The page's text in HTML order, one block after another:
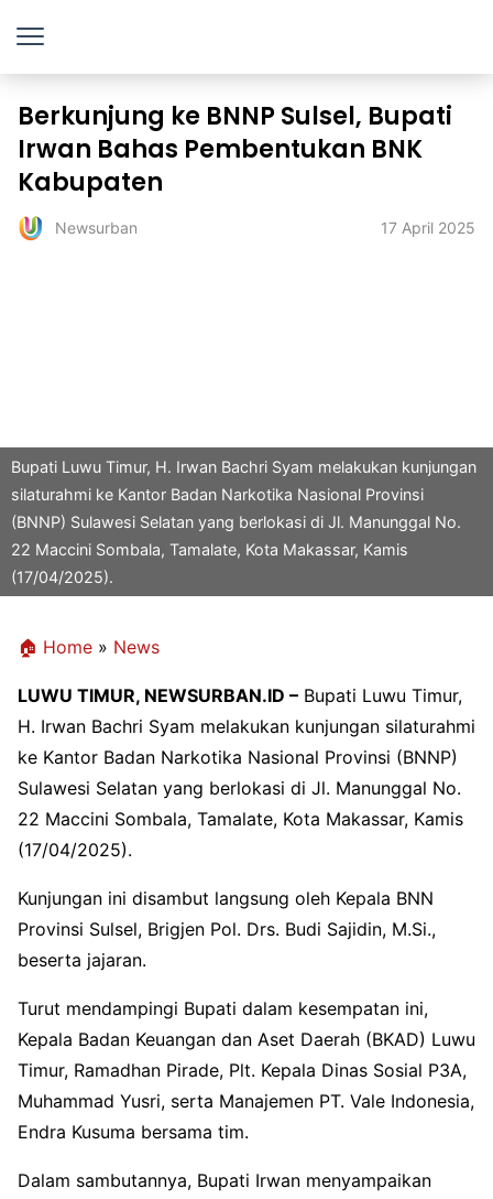
Berkunjung ke BNNP Sulsel, Bupati
Irwan Bahas Pembentukan BNK
Kabupaten
Newsurban 17 April 2025
Bupati Luwu Timur, H. Irwan Bachri Syam melakukan kunjungan
silaturahmi ke Kantor Badan Narkotika Nasional Provinsi
(BNNP) Sulawesi Selatan yang berlokasi di Jl. Manunggal No.
22 Maccini Sombala, Tamalate, Kota Makassar, Kamis
(17/04/2025).
🏠 Home » News
LUWU TIMUR, NEWSURBAN.ID – Bupati Luwu Timur,
H. Irwan Bachri Syam melakukan kunjungan silaturahmi
ke Kantor Badan Narkotika Nasional Provinsi (BNNP)
Sulawesi Selatan yang berlokasi di Jl. Manunggal No.
22 Maccini Sombala, Tamalate, Kota Makassar, Kamis
(17/04/2025).
Kunjungan ini disambut langsung oleh Kepala BNN
Provinsi Sulsel, Brigjen Pol. Drs. Budi Sajidin, M.Si.,
beserta jajaran.
Turut mendampingi Bupati dalam kesempatan ini,
Kepala Badan Keuangan dan Aset Daerah (BKAD) Luwu
Timur, Ramadhan Pirade, Plt. Kepala Dinas Sosial P3A,
Muhammad Yusri, serta Manajemen PT. Vale Indonesia,
Endra Kusuma bersama tim.
Dalam sambutannya, Bupati Irwan menyampaikan